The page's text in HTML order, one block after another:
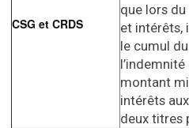
CSG et CRDS
que lors
et intérêts,
le cumul
montant
intérêts
deux titres